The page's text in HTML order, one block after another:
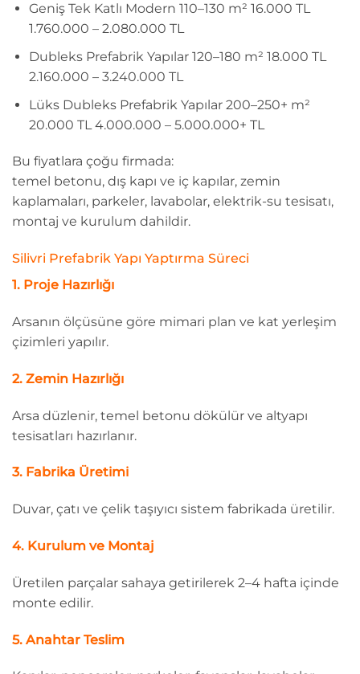
Geniş Tek Katlı Modern 110–130 m² 16.000 TL
1.760.000 – 2.080.000 TL
Dubleks Prefabrik Yapılar 120–180 m² 18.000 TL
2.160.000 – 3.240.000 TL
Lüks Dubleks Prefabrik Yapılar 200–250+ m²
20.000 TL 4.000.000 – 5.000.000+ TL
Bu fiyatlara çoğu firmada:
temel betonu, dış kapı ve iç kapılar, zemin
kaplamaları, parkeler, lavabolar, elektrik-su tesisatı,
montaj ve kurulum dahildir.
Silivri Prefabrik Yapı Yaptırma Süreci
1. Proje Hazırlığı
Arsanın ölçüsüne göre mimari plan ve kat yerleşim
çizimleri yapılır.
2. Zemin Hazırlığı
Arsa düzlenir, temel betonu dökülür ve altyapı
tesisatları hazırlanır.
3. Fabrika Üretimi
Duvar, çatı ve çelik taşıyıcı sistem fabrikada üretilir.
4. Kurulum ve Montaj
Üretilen parçalar sahaya getirilerek 2–4 hafta içinde
monte edilir.
5. Anahtar Teslim